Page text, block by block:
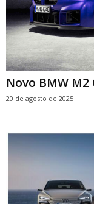
Novo BMW
20 de agosto de 2025